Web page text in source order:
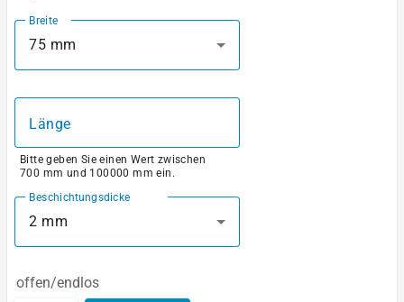
Breite
75 mm
Länge
Bitte geben Sie einen Wert zwischen
700 mm und 100000 mm ein.
Beschichtungsdicke
2 mm
offen/endlos